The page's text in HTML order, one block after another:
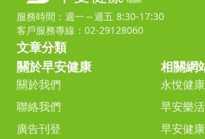
服務時間：週一～週五 8:30-17:30
客戶服務專線：02-29128060
文章分類
關於早安健康
關於我們
聯絡我們
廣告刊登
相關網
永悅健
早安樂活
早安健